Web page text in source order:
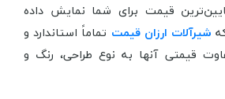
قیمت برای شما نمایش داده
شیرآلات ارزان قیمت تماماً استاندارد و
قیمتی آنها به نوع طراحی، رنگ و